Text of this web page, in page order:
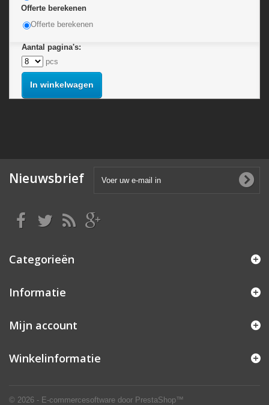
Offerte berekenen
Offerte berekenen
Aantal pagina's:
pcs
In winkelwagen
Nieuwsbrief
Categorieën
Informatie
© 2026 - E-commercesoftware door PrestaShop™
Mijn account
Winkelinformatie